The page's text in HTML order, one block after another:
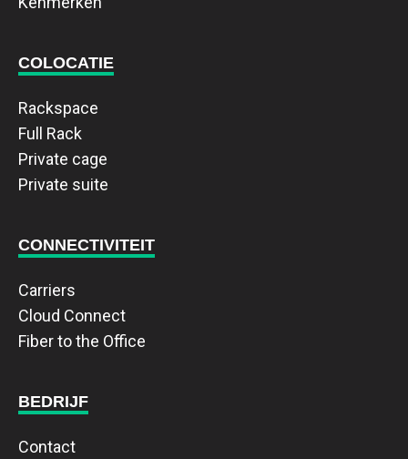
COLOCATIE
Rackspace
Full Rack
Private cage
Private suite
CONNECTIVITEIT
Carriers
Cloud Connect
Fiber to the Office
BEDRIJF
Contact